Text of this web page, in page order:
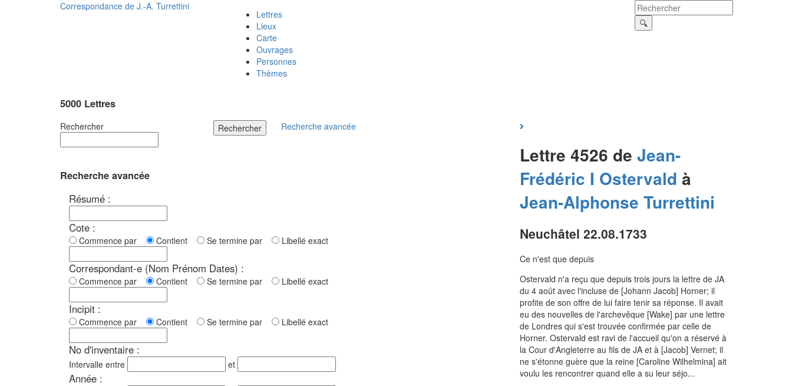
Correspondance de J.-A. Turrettini
Lettres
Lieux
Carte
Ouvrages
Personnes
Thèmes
5000 Lettres
Rechercher Rechercher Recherche avancée
Recherche avancée
Résumé :
Cote :
Commence par Contient Se termine par Libellé exact
Correspondant-e (Nom Prénom Dates) :
Commence par Contient Se termine par Libellé exact
Incipit :
Commence par Contient Se termine par Libellé exact
No d'inventaire :
Intervalle entre et
Année :
Lettre 4526 de Jean-
Frédéric I Ostervald à
Jean-Alphonse Turrettini
Neuchâtel 22.08.1733
Ce n'est que depuis
Ostervald n'a reçu que depuis trois jours la lettre de JA
du 4 août avec l'incluse de [Johann Jacob] Horner; il
profite de son offre de lui faire tenir sa réponse. Il avait
eu des nouvelles de l'archevêque [Wake] par une lettre
de Londres qui s'est trouvée confirmée par celle de
Horner. Ostervald est ravi de l'accueil qu'on a réservé à
la Cour d'Angleterre au fils de JA et à [Jacob] Vernet; il
ne s'étonne guère que la reine [Caroline Wilhelmina] ait
voulu les rencontrer quand elle a su leur séjo...